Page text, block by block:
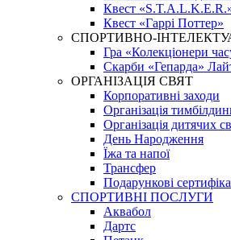
Квест
Квест «Гаррі Поттер»
СПОРТИВНО-
Гра «Колекціонери
Скарби «Гепарда»
ОРГАНІЗАЦІЯ СВЯТ
Корпоративні заходи
Організація
Організація дитячих
День Народження
Їжа та напої
Трансфер
Подарункові
СПОРТИВНІ ПОСЛУГИ
Аквабол
Дартс